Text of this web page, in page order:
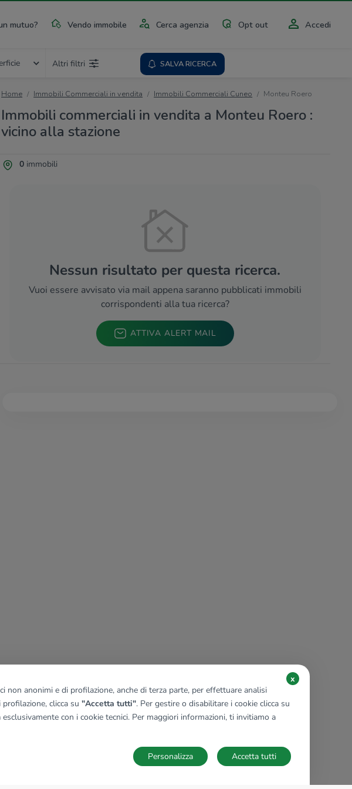
mutuo? Vendo immobile Cerca agenzia Opt out Accedi
Altri filtri SALVA RICERCA
Home Immobili Commerciali in vendita Immobili Commerciali Cuneo Monteu Roero
Immobili commerciali in vendita a Monteu Roero :
vicino alla stazione
0immobili
Nessun risultato per questa ricerca.
Vuoi essere avvisato via mail appena saranno pubblicati immobili
corrispondenti alla tua ricerca?
ATTIVA ALERT MAIL
non anonimi e di profilazione, anche di terza parte, per effettuare analisi
clicca su "Accetta tutti". Per gestire o disabilitare i cookie clicca su
con i cookie tecnici. Per maggiori informazioni, ti invitiamo a
x
Accetta tutti
Personalizza